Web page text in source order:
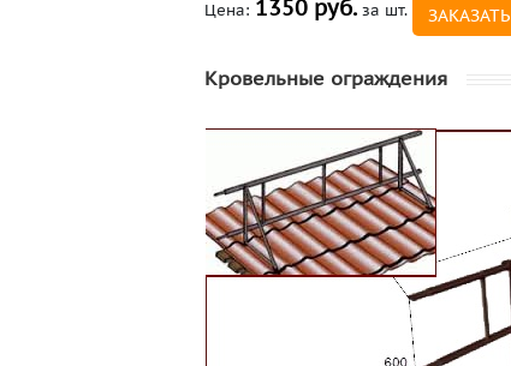
Цена: 1350 руб. за шт. ЗАКАЗАТЬ
Кровельные ограждения